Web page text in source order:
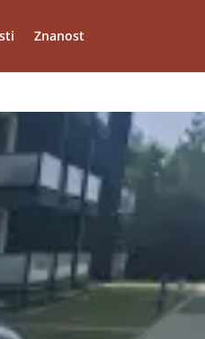
Znanost